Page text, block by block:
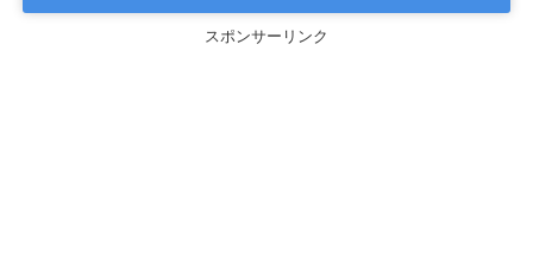
スポンサーリンク